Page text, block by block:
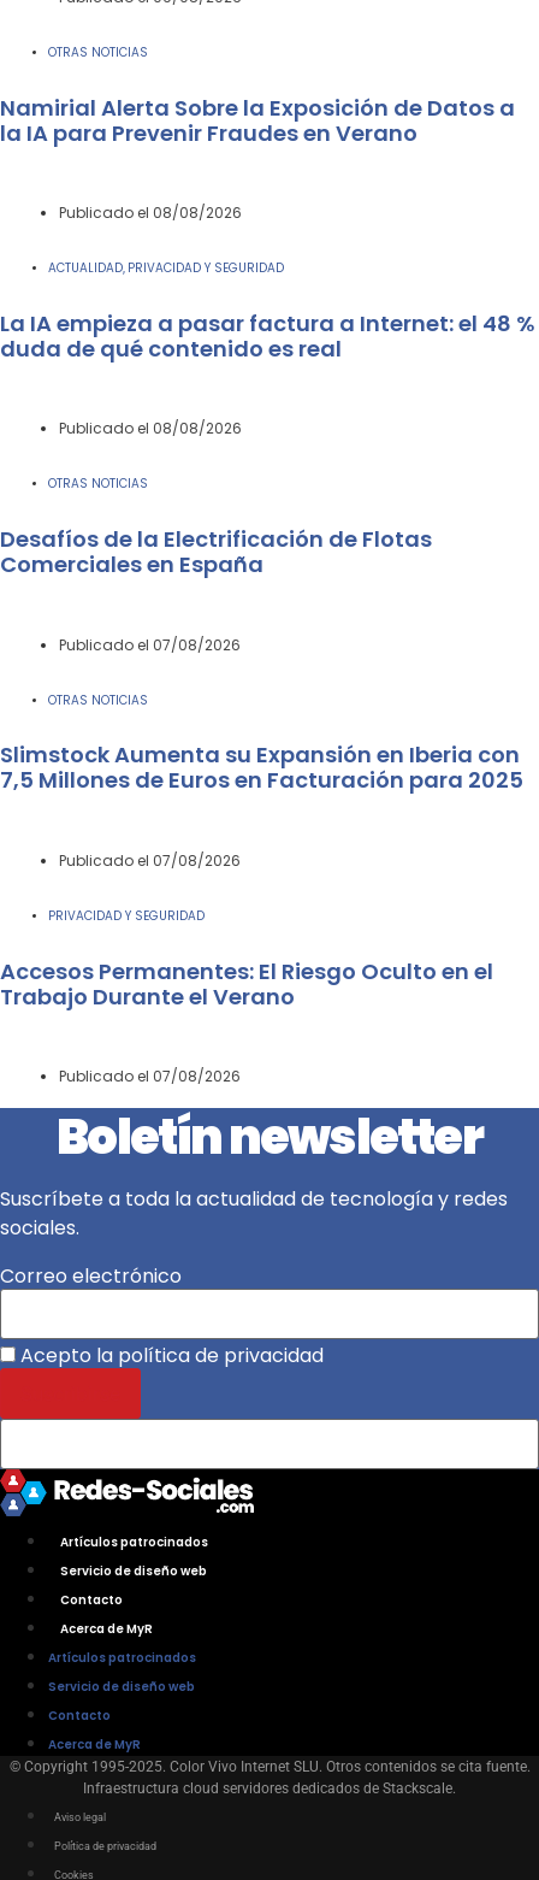
OTRAS NOTICIAS
Namirial Alerta Sobre la Exposición de Datos a
la IA para Prevenir Fraudes en Verano
Publicado el 08/08/2026
ACTUALIDAD PRIVACIDAD Y SEGURIDAD
La IA empieza a pasar factura a Internet: el 48 %
duda de qué contenido es real
Publicado el 08/08/2026
OTRAS NOTICIAS
Desafíos de la Electrificación de Flotas
Comerciales en España
Publicado el 07/08/2026
OTRAS NOTICIAS
Slimstock Aumenta su Expansión en Iberia con
7,5 Millones de Euros en Facturación para 2025
Publicado el 07/08/2026
PRIVACIDAD Y SEGURIDAD
Accesos Permanentes: El Riesgo Oculto en el
Trabajo Durante el Verano
Publicado el 07/08/2026
Boletín newsletter
Suscríbete a toda la actualidad de tecnología y redes
sociales.
Correo electrónico
Acepto la política de privacidad
Artículos patrocinados
Servicio de diseño web
Contacto
Acerca de MyR
Artículos patrocinados
Servicio de diseño web
Contacto
Acerca de MyR
© Copyright 1995-2025. Color Vivo Internet SLU. Otros contenidos se cita fuente.
Infraestructura cloud servidores dedicados de Stackscale.
Aviso legal
Política de privacidad
Cookies